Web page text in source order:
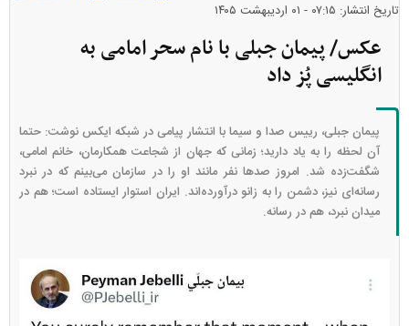
تاریخ انتشار: ۰۷:۱۵ - ۰۱ ارديبهشت ۱۴۰۵
عکس/ پیمان جبلی با نام سحر امامی به
انگلیسی پُز داد
پیمان جبلی، رییس صدا و سیما با انتشار پیامی در شبکه ایکس نوشت: حتما
آن لحظه را به یاد دارید؛ زمانی که جهان از شجاعت همکارمان، خانم امامی،
شگفت‌زده شد. ️امروز صد‌ها نفر مانند او را در سازمان می‌بینم که در نبرد
رسانه‌ای نیز، دشمن را به زانو درآورده‌اند. ️ایران استوار ایستاده است؛ هم در
میدان نبرد، هم در رسانه.